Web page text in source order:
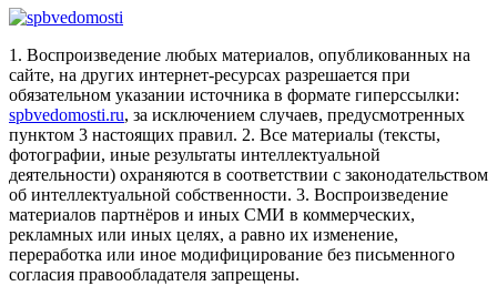
1. Воспроизведение любых материалов, опубликованных на
сайте, на других интернет-ресурсах разрешается при
обязательном указании источника в формате гиперссылки:
spbvedomosti.ru, за исключением случаев, предусмотренных
пунктом 3 настоящих правил. 2. Все материалы (тексты,
фотографии, иные результаты интеллектуальной
деятельности) охраняются в соответствии с законодательством
об интеллектуальной собственности. 3. Воспроизведение
материалов партнёров и иных СМИ в коммерческих,
рекламных или иных целях, а равно их изменение,
переработка или иное модифицирование без письменного
согласия правообладателя запрещены.